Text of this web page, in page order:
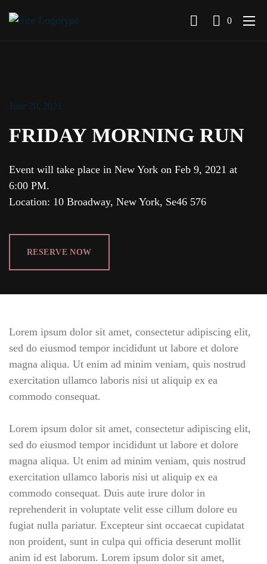
0
June 20, 2021
FRIDAY MORNING RUN
Event will take place in New York on Feb 9, 2021 at
6:00 PM.
Location: 10 Broadway, New York, Se46 576
RESERVE NOW
Lorem ipsum dolor sit amet, consectetur adipiscing elit,
sed do eiusmod tempor incididunt ut labore et dolore
magna aliqua. Ut enim ad minim veniam, quis nostrud
exercitation ullamco laboris nisi ut aliquip ex ea
commodo consequat.
Lorem ipsum dolor sit amet, consectetur adipiscing elit,
sed do eiusmod tempor incididunt ut labore et dolore
magna aliqua. Ut enim ad minim veniam, quis nostrud
exercitation ullamco laboris nisi ut aliquip ex ea
commodo consequat. Duis aute irure dolor in
reprehenderit in voluptate velit esse cillum dolore eu
fugiat nulla pariatur. Excepteur sint occaecat cupidatat
non proident, sunt in culpa qui officia deserunt mollit
anim id est laborum. Lorem ipsum dolor sit amet,